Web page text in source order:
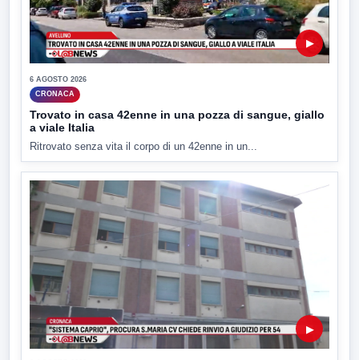
▶
6 AGOSTO 2026
CRONACA
Trovato in casa 42enne in una pozza di sangue, giallo
a viale Italia
Ritrovato senza vita il corpo di un 42enne in un...
▶